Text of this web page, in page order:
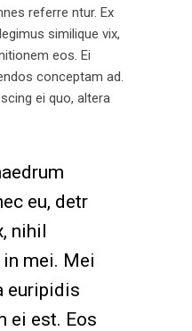
referre ntur. Ex
similique vix,
eos. Ei
conceptam ad.
ei quo, altera
eu, detr
nihil
mei. Mei
euripidis
ei est. Eos